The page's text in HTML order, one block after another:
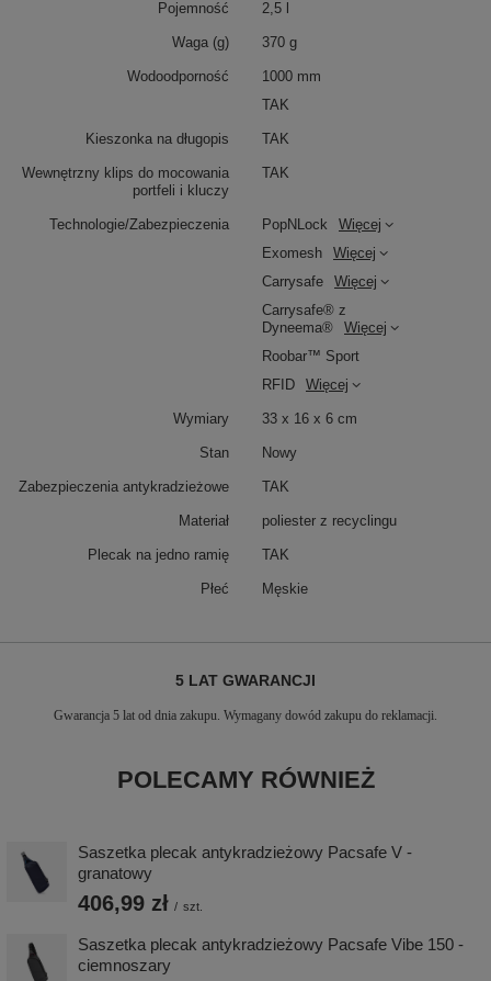
Pojemność 2,5 l
Waga (g) 370 g
Wodoodporność
1000 mm
TAK
Kieszonka na długopis TAK
Wewnętrzny klips do mocowania
portfeli i kluczy
TAK
Technologie/Zabezpieczenia PopNLock
Więcej
Exomesh
Więcej
Carrysafe
Więcej
Carrysafe® z
Dyneema®
Więcej
Roobar™ Sport
RFID
Więcej
Wymiary 33 x 16 x 6 cm
Stan Nowy
Zabezpieczenia antykradzieżowe TAK
Materiał poliester z recyclingu
Plecak na jedno ramię TAK
Płeć Męskie
5 LAT GWARANCJI
Gwarancja 5 lat od dnia zakupu. Wymagany dowód zakupu do reklamacji.
POLECAMY RÓWNIEŻ
Saszetka plecak antykradzieżowy Pacsafe V -
granatowy
406,99 zł / szt.
Saszetka plecak antykradzieżowy Pacsafe Vibe 150 -
ciemnoszary